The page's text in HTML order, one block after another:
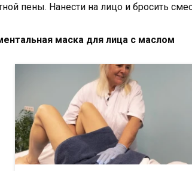
пены. Нанести на лицо и бросить
маска для лица с маслом